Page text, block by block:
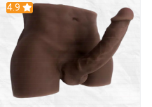
Hot
4.9